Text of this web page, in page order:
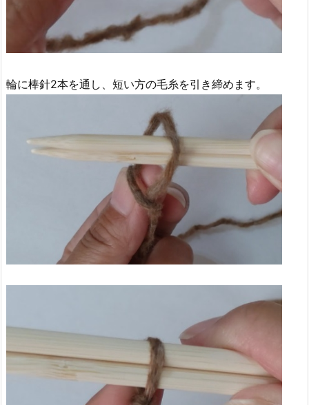
輪に棒針2本を通し、短い方の毛糸を引き締めます。